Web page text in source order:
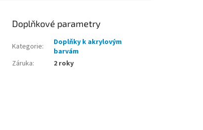
Doplňkové parametry
Kategorie:
Doplňky k akrylovým
barvám
Záruka: 2 roky